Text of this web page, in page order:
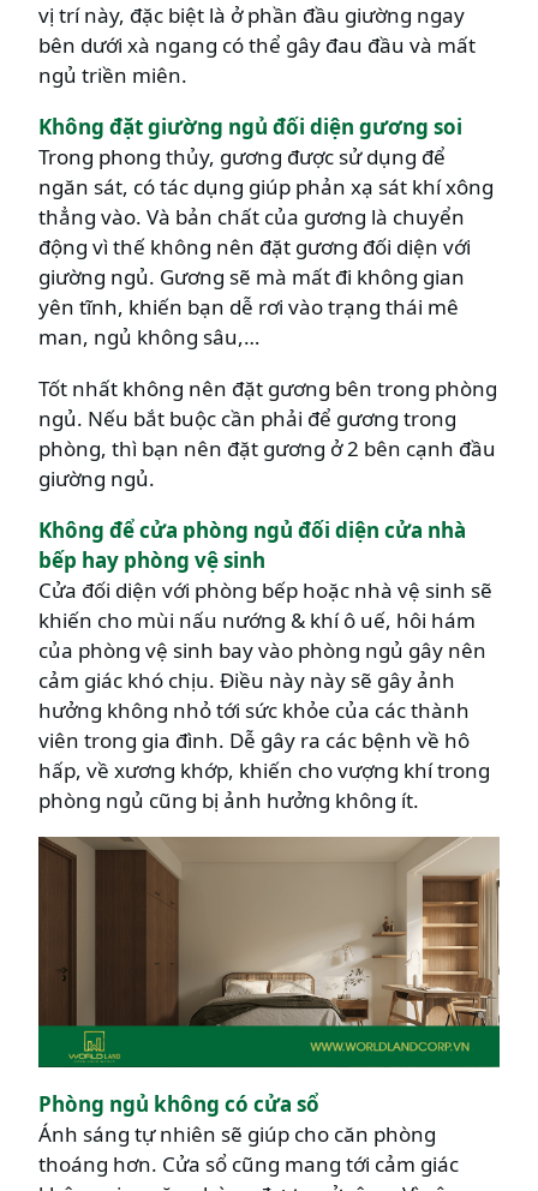
vị trí này, đặc biệt là ở phần đầu giường ngay
bên dưới xà ngang có thể gây đau đầu và mất
ngủ triền miên.
Không đặt giường ngủ đối diện gương soi
Trong phong thủy, gương được sử dụng để
ngăn sát, có tác dụng giúp phản xạ sát khí xông
thẳng vào. Và bản chất của gương là chuyển
động vì thế không nên đặt gương đối diện với
giường ngủ. Gương sẽ mà mất đi không gian
yên tĩnh, khiến bạn dễ rơi vào trạng thái mê
man, ngủ không sâu,…
Tốt nhất không nên đặt gương bên trong phòng
ngủ. Nếu bắt buộc cần phải để gương trong
phòng, thì bạn nên đặt gương ở 2 bên cạnh đầu
giường ngủ.
Không để cửa phòng ngủ đối diện cửa nhà
bếp hay phòng vệ sinh
Cửa đối diện với phòng bếp hoặc nhà vệ sinh sẽ
khiến cho mùi nấu nướng & khí ô uế, hôi hám
của phòng vệ sinh bay vào phòng ngủ gây nên
cảm giác khó chịu. Điều này này sẽ gây ảnh
hưởng không nhỏ tới sức khỏe của các thành
viên trong gia đình. Dễ gây ra các bệnh về hô
hấp, về xương khớp, khiến cho vượng khí trong
phòng ngủ cũng bị ảnh hưởng không ít.
Phòng ngủ không có cửa sổ
Ánh sáng tự nhiên sẽ giúp cho căn phòng
thoáng hơn. Cửa sổ cũng mang tới cảm giác